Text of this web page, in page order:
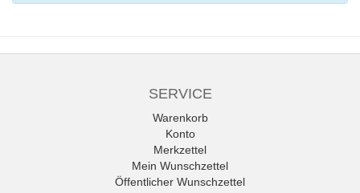
SERVICE
Warenkorb
Konto
Merkzettel
Mein Wunschzettel
Öffentlicher Wunschzettel